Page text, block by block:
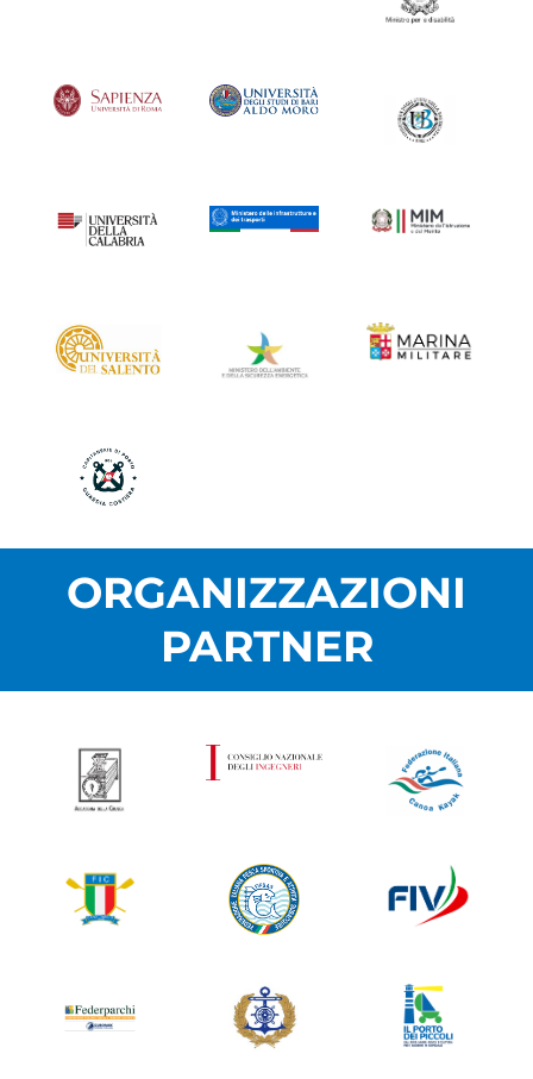
ORGANIZZAZIONI
PARTNER